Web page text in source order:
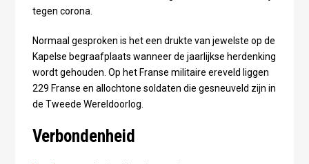
tegen corona.
Normaal gesproken is het een drukte van jewelste op de
Kapelse begraafplaats wanneer de jaarlijkse herdenking
wordt gehouden. Op het Franse militaire ereveld liggen
229 Franse en allochtone soldaten die gesneuveld zijn in
de Tweede Wereldoorlog.
Verbondenheid